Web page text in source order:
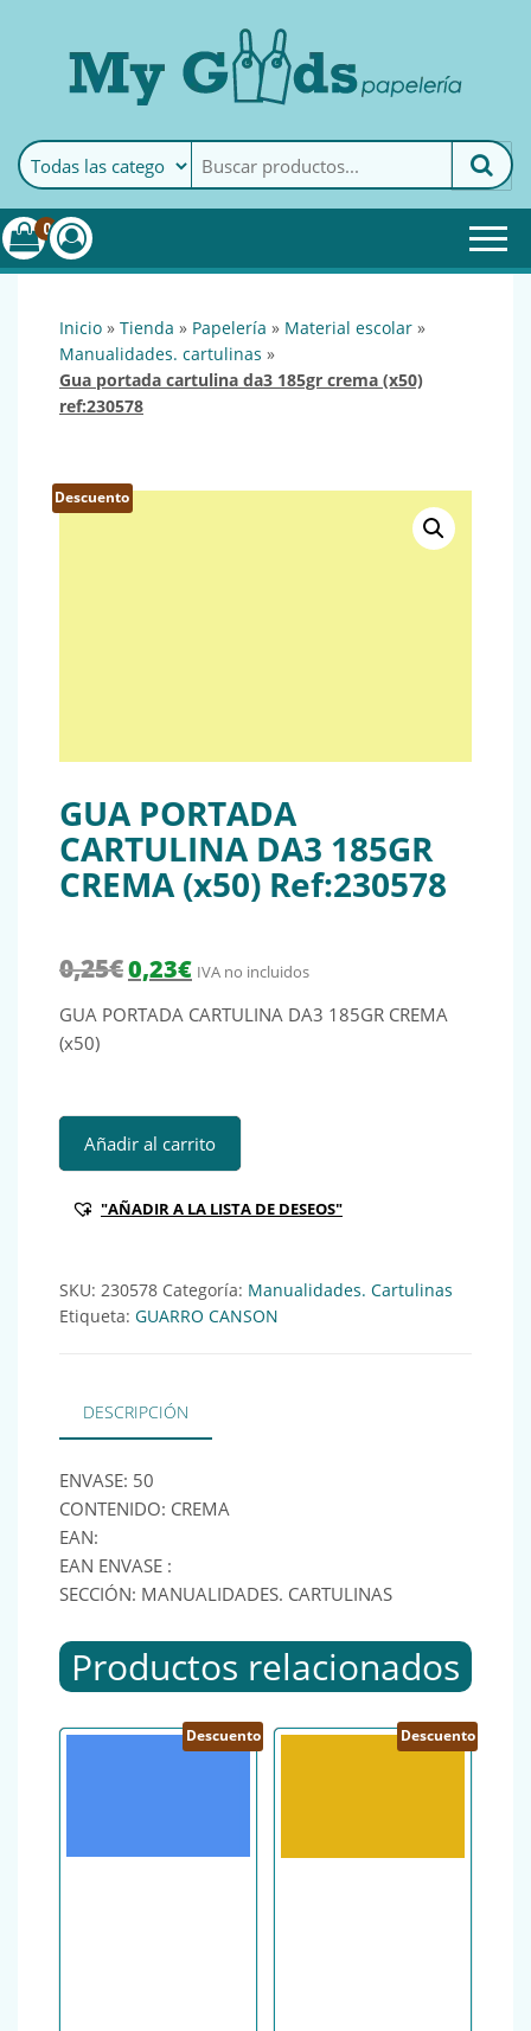
MyGoods · PapeleríaMy Goods es tu papelería
online de confianza. Podrás
encontrar todo lo necesario
0
inicio » tienda » papelería » material escolar »
manualidades. cartulinas »
gua portada cartulina da3 185gr crema (x50)
ref:230578
Descuento
GUA PORTADA
CARTULINA DA3 185GR
CREMA (x50) Ref:230578
0,25€ El precio original era: 0,25€.
0,23€El precio actual es: 0,23€.
IVA no incluidos
GUA PORTADA CARTULINA DA3 185GR CREMA
(x50)
Añadir al carrito
"AÑADIR A LA LISTA DE DESEOS"
SKU: 230578 Categoría: Manualidades. Cartulinas
Etiqueta: GUARRO CANSON
DESCRIPCIÓN
ENVASE: 50
CONTENIDO: CREMA
EAN:
EAN ENVASE :
SECCIÓN: MANUALIDADES. CARTULINAS
Productos relacionados
Descuento Descuento